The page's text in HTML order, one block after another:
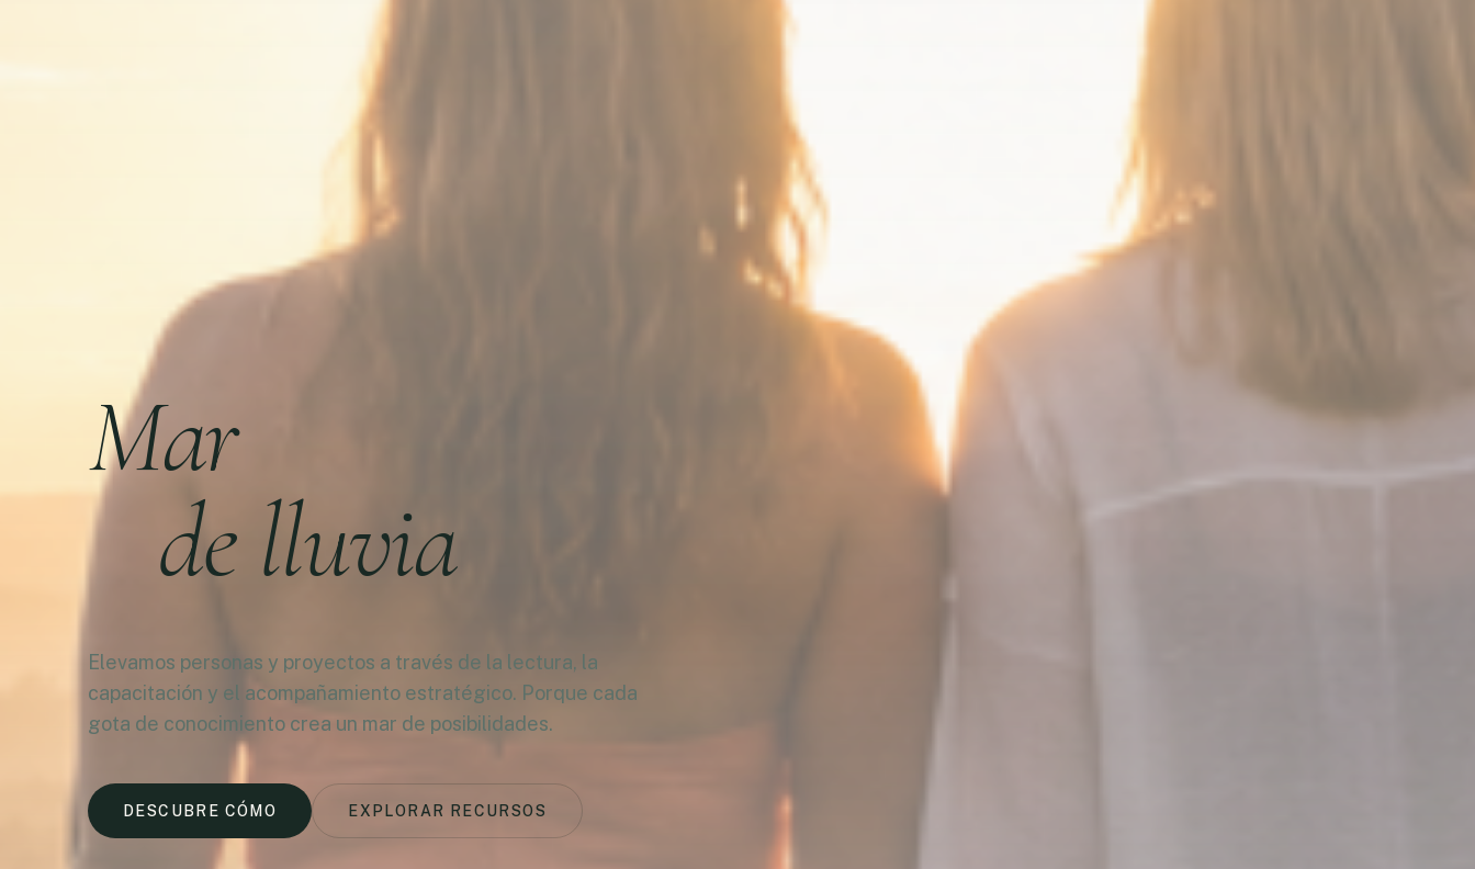
Mar
de lluvia
Elevamos personas y proyectos a través de la lectura, la
capacitación y el acompañamiento estratégico. Porque cada
gota de conocimiento crea un mar de posibilidades.
DESCUBRE CÓMO EXPLORAR RECURSOS